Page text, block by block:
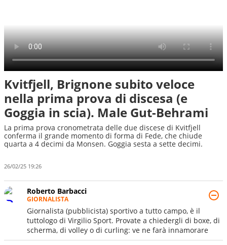
Kvitfjell, Brignone subito veloce
nella prima prova di discesa (e
Goggia in scia). Male Gut-Behrami
La prima prova cronometrata delle due discese di Kvitfjell
conferma il grande momento di forma di Fede, che chiude
quarta a 4 decimi da Monsen. Goggia sesta a sette decimi.
26/02/25 19:26
Roberto Barbacci
GIORNALISTA
Giornalista (pubblicista) sportivo a tutto campo, è il
tuttologo di Virgilio Sport. Provate a chiedergli di boxe, di
scherma, di volley o di curling: ve ne farà innamorare